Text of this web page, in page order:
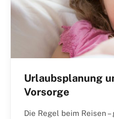
Urlaubsplanung
Vorsorge
Die Regel beim Reisen